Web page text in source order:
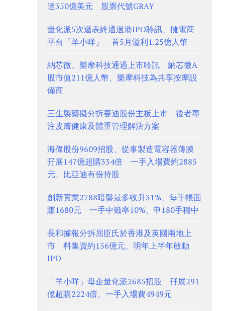
達350億美元 股票代號GRAY
量化派5次遞表終通過港IPO聆訊、擁電商
平台「羊小咩」 首5月溢利1.25億人幣
納芯微、樂摩科技通過上市聆訊 納芯微A
股市值211億人幣、樂摩科技為共享按摩設
備商
三生製藥擬分拆蔓迪股份主板上市 後者專
注皮膚健康及體重管理解決方案
海偉股份9609招股、從事製造電容器薄膜
孖展147億超購334倍 一手入場費約2885
元、比亞迪有份持股
創新實業2788暗盤最多收升31%、每手帳面
賺1680元 一手中籤率10%、申180手穩中
長和據報分拆屈臣氏於香港及英國兩地上
市 料集資約156億元、明年上半年啟動
IPO
「羊小咩」母企量化派2685招股 孖展291
億超購2224倍、一手入場費4949元